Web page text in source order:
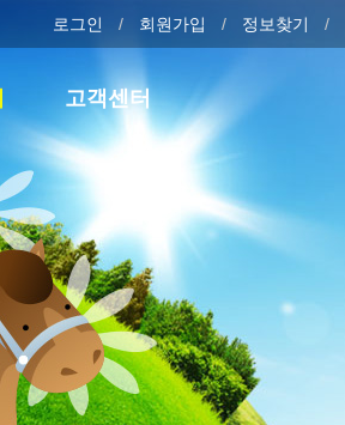
로그인 회원가입 정보찾기
고객센터